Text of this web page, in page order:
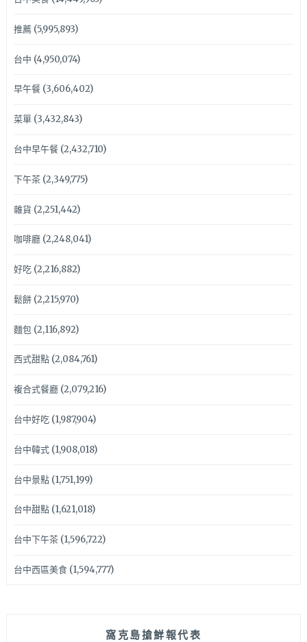
推薦(5,995,893)
台中 (4,950,074)
早午餐(3,606,402)
菜單(3,432,843)
台中早午餐(2,432,710)
下午茶(2,349,775)
雜貨 (2,251,442)
咖啡廳(2,248,041)
好吃(2,216,882)
鬆餅(2,215,970)
麵包(2,116,892)
西式甜點(2,084,761)
複合式餐廳(2,079,216)
台中好吃(1,987,904)
台中韓式(1,908,018)
台中景點(1,751,199)
台中甜點(1,621,018)
台中下午茶(1,596,722)
台中西區美食(1,594,777)
窩克島搶鮮報代表